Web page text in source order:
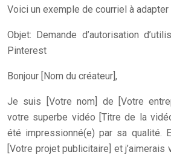
Voici un exemple de courriel à adapter
Objet: Demande d’autorisation
Pinterest
Bonjour [Nom du créateur],
Je suis [Votre nom] de [Votre
votre superbe vidéo [Titre de la
été impressionné(e) par sa qualité.
[Votre projet publicitaire] et j’aimerais